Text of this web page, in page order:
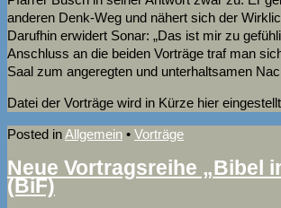
anderen Denk-Weg und nähert sich der
Darufhin erwidert Sonar: „Das ist mir zu
Anschluss an die beiden Vorträge traf man
Saal zum angeregten und unterhaltsamen
Datei der Vorträge wird in Kürze hier
Posted inAllgemein • Vorträge
Neue Vortragsreihe „Bibel
(BiF)